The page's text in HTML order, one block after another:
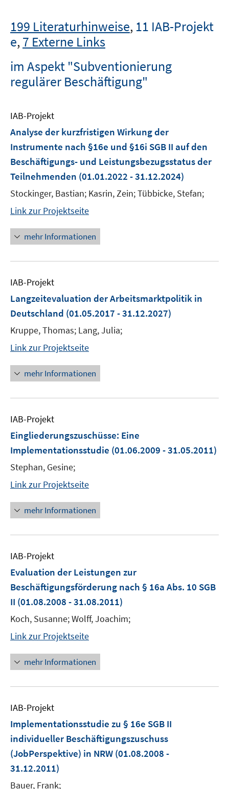
199 Literaturhinweise, 11 IAB-Projekt
e,7 Externe Links
im Aspekt "Subventionierung
regulärer Beschäftigung"
IAB-Projekt
Analyse der kurzfristigen Wirkung der
Instrumente nach §16e und §16i SGB II auf den
Beschäftigungs- und Leistungsbezugsstatus der
Teilnehmenden (01.01.2022 - 31.12.2024)
Stockinger, Bastian; Kasrin, Zein; Tübbicke, Stefan;
Link zur Projektseite
mehr Informationen
IAB-Projekt
Langzeitevaluation der Arbeitsmarktpolitik in
Deutschland (01.05.2017 - 31.12.2027)
Kruppe, Thomas; Lang, Julia;
Link zur Projektseite
mehr Informationen
IAB-Projekt
Eingliederungszuschüsse: Eine
Implementationsstudie (01.06.2009 - 31.05.2011)
Stephan, Gesine;
Link zur Projektseite
mehr Informationen
IAB-Projekt
Evaluation der Leistungen zur
Beschäftigungsförderung nach § 16a Abs. 10 SGB
II (01.08.2008 - 31.08.2011)
Koch, Susanne; Wolff, Joachim;
Link zur Projektseite
mehr Informationen
IAB-Projekt
Implementationsstudie zu § 16e SGB II
individueller Beschäftigungszuschuss
(JobPerspektive) in NRW (01.08.2008 -
31.12.2011)
Bauer, Frank;